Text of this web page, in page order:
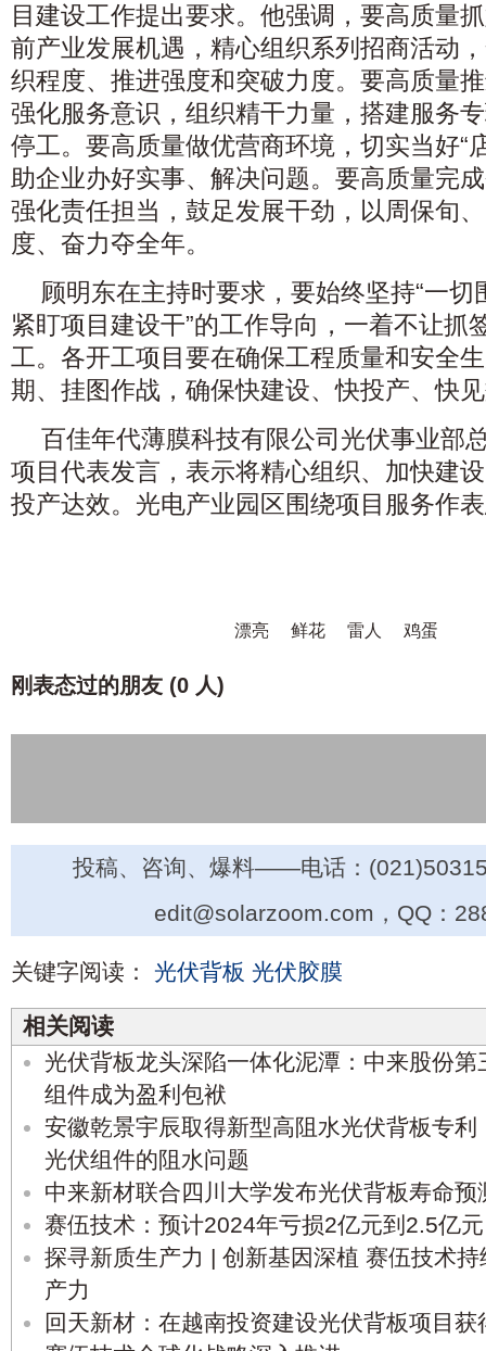
目建设工作提出要求。他强调，要高质量
前产业发展机遇，精心组织系列招商活动
织程度、推进强度和突破力度。要高质量
强化服务意识，组织精干力量，搭建服务
停工。要高质量做优营商环境，切实当好“
助企业办好实事、解决问题。要高质量完
强化责任担当，鼓足发展干劲，以周保旬
度、奋力夺全年。
顾明东在主持时要求，要始终坚持“一
紧盯项目建设干”的工作导向，一着不让抓
工。各开工项目要在确保工程质量和安全
期、挂图作战，确保快建设、快投产、快
百佳年代薄膜科技有限公司光伏事业部
项目代表发言，表示将精心组织、加快建
投产达效。光电产业园区围绕项目服务作
漂亮 鲜花 雷人 鸡蛋
刚表态过的朋友 (0 人)
投稿、咨询、爆料——电话：
edit@solarzoom.com，QQ：
关键字阅读： 光伏背板 光伏胶膜
相关阅读
光伏背板龙头深陷一体化泥潭：中来股份
组件成为盈利包袱
安徽乾景宇辰取得新型高阻水光伏背板专
光伏组件的阻水问题
中来新材联合四川大学发布光伏背板寿命预
赛伍技术：预计2024年亏损2亿元到2.5亿元
探寻新质生产力 | 创新基因深植 赛伍技术
产力
回天新材：在越南投资建设光伏背板项目获